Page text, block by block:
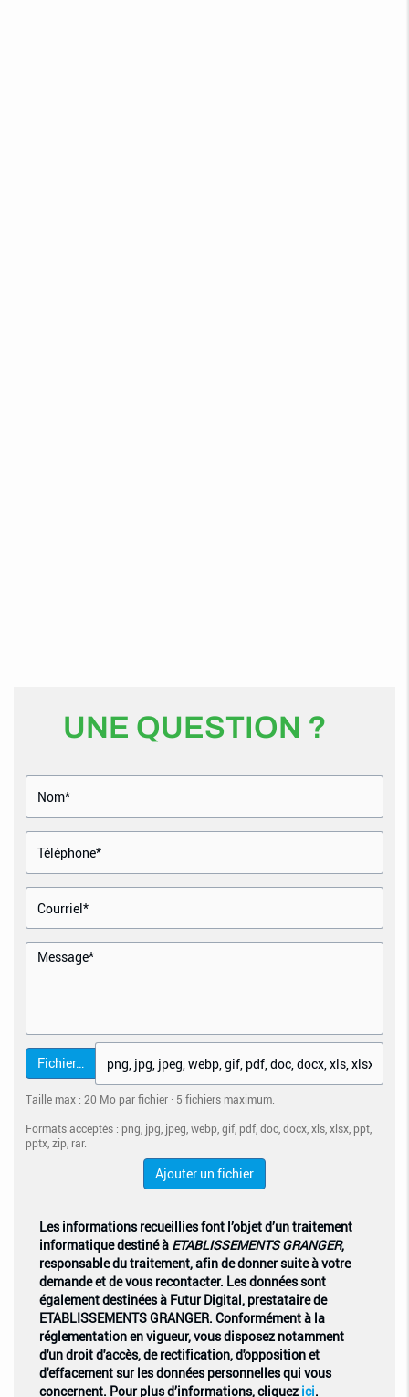
UNE QUESTION ?
Fichier…
Taille max : 20 Mo par fichier · 5 fichiers maximum.
Formats acceptés : png, jpg, jpeg, webp, gif, pdf, doc, docx, xls, xlsx, ppt,
pptx, zip, rar.
Ajouter un fichier
Les informations recueillies font l’objet d’un traitement
informatique destiné àETABLISSEMENTS GRANGER,
responsable du traitement, afin de donner suite à votre
demande et de vous recontacter. Les données sont
également destinées à Futur Digital, prestataire de
ETABLISSEMENTS GRANGER. Conformément à la
réglementation en vigueur, vous disposez notamment
d'un droit d'accès, de rectification, d'opposition et
d'effacement sur les données personnelles qui vous
concernent. Pour plus d’informations, cliquez ici.